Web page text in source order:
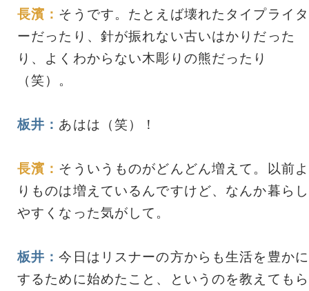
長濱： そうです。たとえば壊れたタイプライタ
ーだったり、針が振れない古いはかりだった
り、よくわからない木彫りの熊だったり
（笑）。
板井： あはは（笑）！
長濱： そういうものがどんどん増えて。以前よ
りものは増えているんですけど、なんか暮らし
やすくなった気がして。
板井：今日はリスナーの方からも生活を豊かに
するために始めたこと、というのを教えてもら